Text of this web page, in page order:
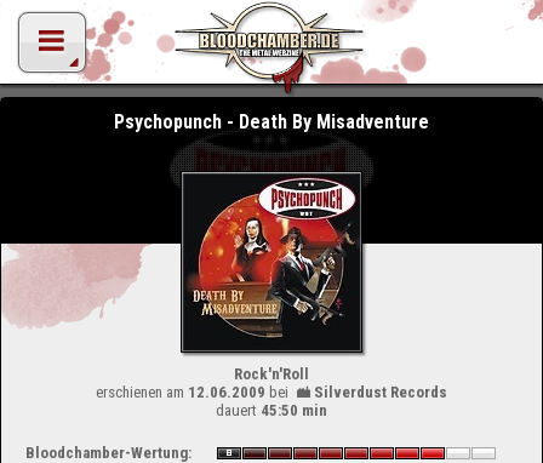
Psychopunch - Death By Misadventure
Rock'n'Roll
erschienen am 12.06.2009 bei
Silverdust Records
dauert 45:50 min
Bloodchamber-Wertung: